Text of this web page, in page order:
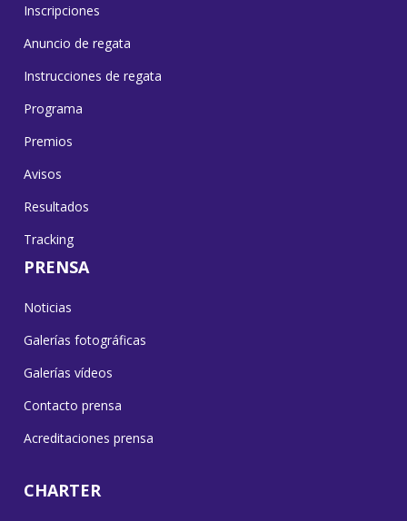
Inscripciones
Anuncio de regata
Instrucciones de regata
Programa
Premios
Avisos
Resultados
Tracking
PRENSA
Noticias
Galerías fotográficas
Galerías vídeos
Contacto prensa
Acreditaciones prensa
CHARTER